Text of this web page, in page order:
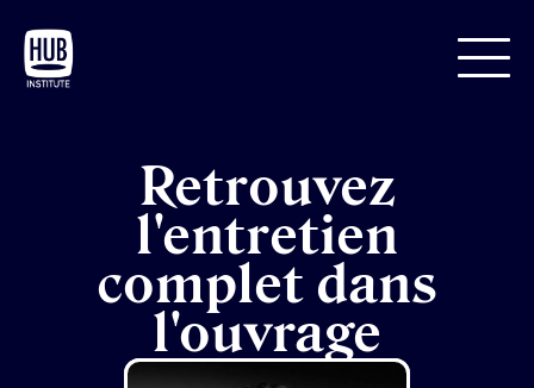
Retrouvez
l'entretien
complet dans
l'ouvrage